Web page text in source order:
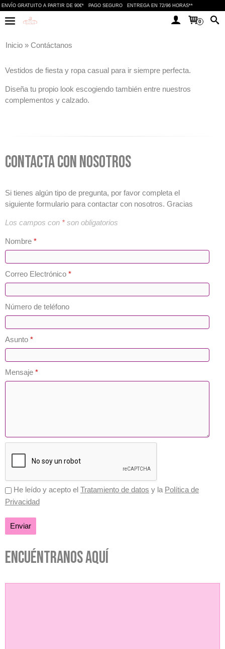
ENVÍO GRATUITO A PARTIR DE 90€* PAGO SEGURO ENTREGA EN 72/96 HORAS**
0
Inicio » Contáctanos
Vestidos de fiesta y ropa casual para ir siempre perfecta.
Diseña tu propio look escogiendo también entre nuestros
complementos y calzado.
Contacta con Nosotros
Si tienes algún tipo de pregunta, por favor completa el
siguiente formulario para contactar con nosotros. Gracias
Los campos con * son obligatorios
Nombre *
Correo Electrónico *
Número de teléfono
Asunto *
Mensaje *
He leído y acepto el Tratamiento de datos y la Política de
Privacidad
Encuéntranos aquí